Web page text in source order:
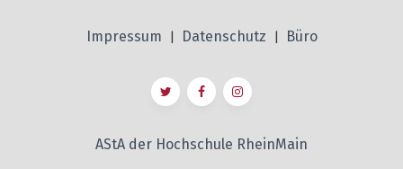
Impressum Datenschutz Büro
AStA der Hochschule RheinMain